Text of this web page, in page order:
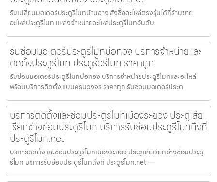
รับเปลี่ยนมอเตอร์ประตูรีโมทบ้านฉาง สั่งซื้ออะไหล่ตรงรุ่นได้ที่ร้านขาย
อะไหล่ประตูรีโมท แหล่งจำหน่ายอะไหล่ประตูรีโมทอันดับ
รับซ่อมมอเตอร์ประตูรีโมทบ่อทอง บริการจำหน่ายและ
ติดตั้งประตูรีโมท ประตูรั้วรีโมท ราคาถูก
รับซ่อมมอเตอร์ประตูรีโมทบ่อทอง บริการจำหน่ายประตูรีโมทและอะไหล่
พร้อมบริการติดตั้ง แบบครบวงจร ราคาถูก รับซ่อมมอเตอร์ประต
บริการติดตั้งและซ่อมประตูรีโมทเมืองระยอง ประตูเสีย
เรียกช่างซ่อมประตูรีโมท บริการรับซ่อมประตูรีโมทถึงที่
ประตูรีโมท.net
บริการติดตั้งและซ่อมประตูรีโมทเมืองระยอง ประตูเสียเรียกช่างซ่อมประตู
รีโมท บริการรับซ่อมประตูรีโมทถึงที่ ประตูรีโมท.net —